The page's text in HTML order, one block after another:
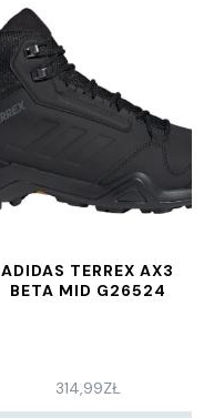
ADIDAS TERREX AX3
BETA MID G26524
314,99ZŁ